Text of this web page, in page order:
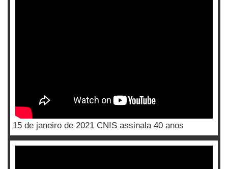
15 de janeiro de 2021 CNIS assinala 40 anos